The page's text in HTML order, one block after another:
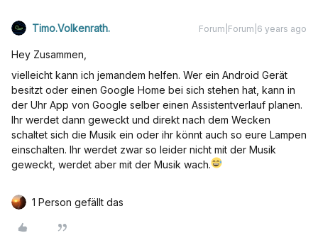
Timo.Volkenrath. Forum|Forum|6 years ago
Hey Zusammen,
vielleicht kann ich jemandem helfen. Wer ein Android Gerät
besitzt oder einen Google Home bei sich stehen hat, kann in
der Uhr App von Google selber einen Assistentverlauf planen.
Ihr werdet dann geweckt und direkt nach dem Wecken
schaltet sich die Musik ein oder ihr könnt auch so eure Lampen
einschalten. Ihr werdet zwar so leider nicht mit der Musik
geweckt, werdet aber mit der Musik wach.
1 Person gefällt das